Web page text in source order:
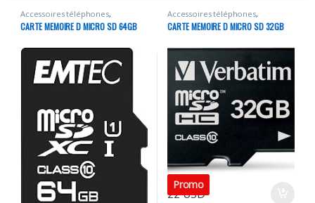
r
r
Accessoires téléphones,
Portables
CARTE MEMOIRE D MICRO SD 64GB
Accessoires téléphones,
Portables
CARTE MEMOIRE D MICRO SD 32GB
Promo
22USD